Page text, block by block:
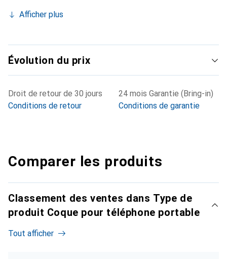
Afficher plus
Évolution du prix
Droit de retour de 30 jours
Conditions de retour
24 mois Garantie (Bring-in)
Conditions de garantie
Comparer les produits
Classement des ventes dans Type de
produit Coque pour téléphone portable
Tout afficher